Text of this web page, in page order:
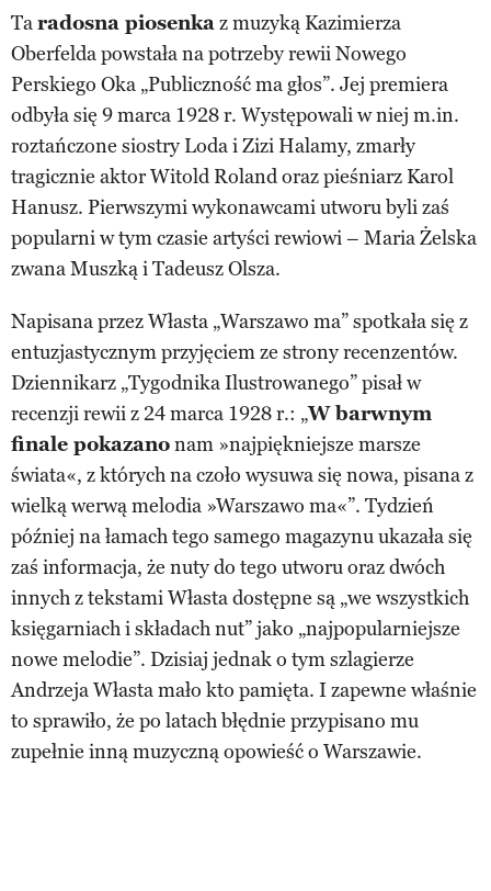
Taradosna piosenkaz muzyką Kazimierza
Oberfelda powstała na potrzeby rewii Nowego
Perskiego Oka „Publiczność ma głos”. Jej premiera
odbyła się 9 marca 1928 r. Występowali w niej m.in.
roztańczone siostry Loda i Zizi Halamy, zmarły
tragicznie aktor Witold Roland oraz pieśniarz Karol
Hanusz. Pierwszymi wykonawcami utworu byli zaś
popularni w tym czasie artyści rewiowi – Maria Żelska
zwana Muszką i Tadeusz Olsza.
Napisana przez Własta „Warszawo ma” spotkała się z
entuzjastycznym przyjęciem ze strony recenzentów.
Dziennikarz „Tygodnika Ilustrowanego” pisał w
recenzji rewii z 24 marca 1928 r.: „W barwnym
finale pokazanonam »najpiękniejsze marsze
świata«, z których na czoło wysuwa się nowa, pisana z
wielką werwą melodia »Warszawo ma«”. Tydzień
później na łamach tego samego magazynu ukazała się
zaś informacja, że nuty do tego utworu oraz dwóch
innych z tekstami Własta dostępne są „we wszystkich
księgarniach i składach nut” jako „najpopularniejsze
nowe melodie”. Dzisiaj jednak o tym szlagierze
Andrzeja Własta mało kto pamięta. I zapewne właśnie
to sprawiło, że po latach błędnie przypisano mu
zupełnie inną muzyczną opowieść o Warszawie.